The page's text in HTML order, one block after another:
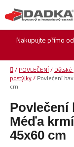
na
obsah
Nakupujte přímo
Domů
/ POVLEČENÍ/
postýlky/ Povlečení
cm
Povlečení
Méďa
45x60 cm